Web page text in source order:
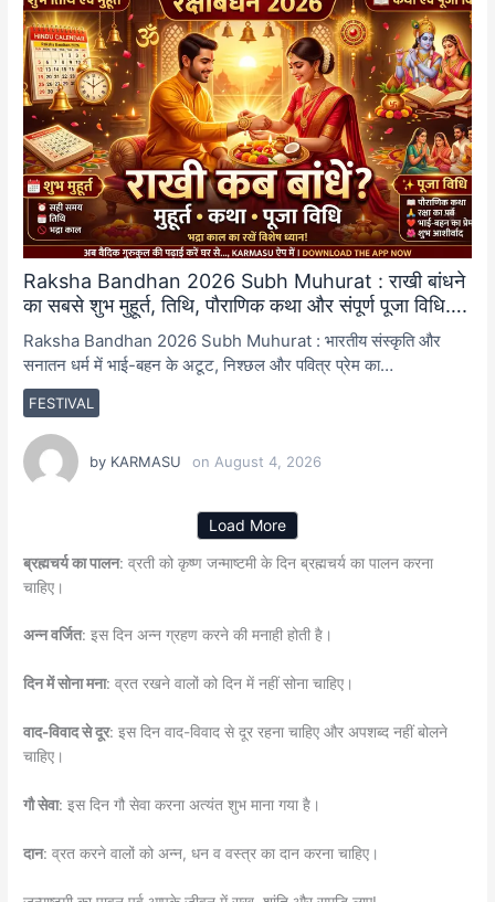
Raksha Bandhan 2026 Subh Muhurat : राखी बांधने
का सबसे शुभ मुहूर्त, तिथि, पौराणिक कथा और संपूर्ण पूजा विधि….
FESTIVAL
Raksha Bandhan 2026 Subh Muhurat : भारतीय संस्कृति और
सनातन धर्म में भाई-बहन के अटूट, निश्छल और पवित्र प्रेम का…
by KARMASU on August 4, 2026
Load More
ब्रह्मचर्य का पालन: व्रती को कृष्ण जन्माष्टमी के दिन ब्रह्मचर्य का पालन करना
चाहिए।
अन्न वर्जित: इस दिन अन्न ग्रहण करने की मनाही होती है।
दिन में सोना मना: व्रत रखने वालों को दिन में नहीं सोना चाहिए।
वाद-विवाद से दूर: इस दिन वाद-विवाद से दूर रहना चाहिए और अपशब्द नहीं बोलने
चाहिए।
गौ सेवा: इस दिन गौ सेवा करना अत्यंत शुभ माना गया है।
दान: व्रत करने वालों को अन्न, धन व वस्त्र का दान करना चाहिए।